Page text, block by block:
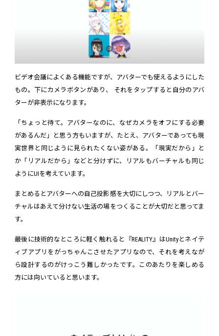
ビデオ会議によくある機能ですが、アバターでも使えるようにした
もの。下にカメラボタンがあり、 それをタップすると自分のアバ
ターが非表示になります。
「ちょっと待て。アバターなのに、なぜカメラをオフにする必要
があるんだ」と思う方もいますが、たとえ、アバターであっても現
実世界と同じように見られたくない姿がある。「現実だから」と
か「リアルだから」などと分けずに、リアルもバーチャルも同じ
ようにUIを考えています。
まとめるとアバターへの自己投影感を大切にしつつ、リアルとバー
チャルはあえて分けない生活の場をつくることが大切だと思ってま
す。
最後に技術的なところに軽く触れると『REALITY』はUnityとネイテ
ィブアプリをがっちゃんこさせたアプリなので、それを考えなが
ら設計するのがけっこう難しかったです。このあたりを楽しめる
方には向いていると思います。